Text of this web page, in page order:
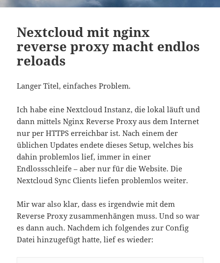
Nextcloud mit nginx
reverse proxy macht endlos
reloads
Langer Titel, einfaches Problem.
Ich habe eine Nextcloud Instanz, die lokal läuft und
dann mittels Nginx Reverse Proxy aus dem Internet
nur per HTTPS erreichbar ist. Nach einem der
üblichen Updates endete dieses Setup, welches bis
dahin problemlos lief, immer in einer
Endlossschleife – aber nur für die Website. Die
Nextcloud Sync Clients liefen problemlos weiter.
Mir war also klar, dass es irgendwie mit dem
Reverse Proxy zusammenhängen muss. Und so war
es dann auch. Nachdem ich folgendes zur Config
Datei hinzugefügt hatte, lief es wieder: